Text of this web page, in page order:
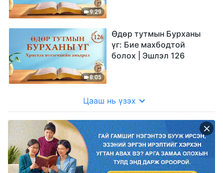
9:29
8:05
Өдөр тутмын Бурханы
үг: Бие махбодтой
болох | Эшлэл 126
Цааш нь үзэх